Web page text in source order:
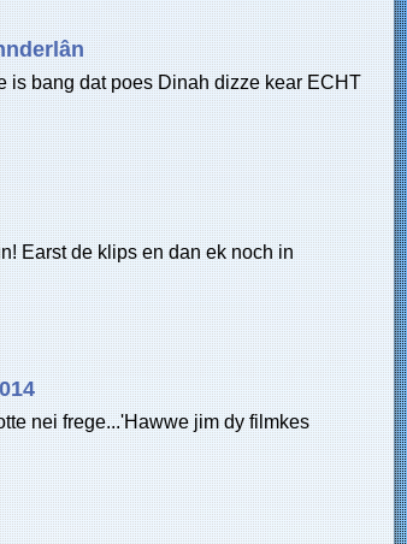
is bang dat poes Dinah dizze kear ECHT
Earst de klips en dan ek noch in
nei frege...'Hawwe jim dy filmkes